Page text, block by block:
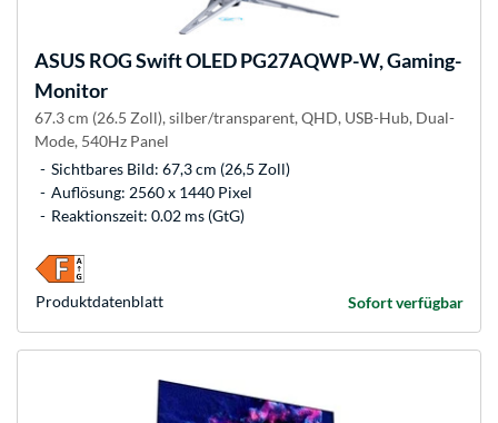
ASUS ROG Swift OLED PG27AQWP-W, Gaming-
Monitor
67.3 cm (26.5 Zoll), silber/transparent, QHD, USB-Hub, Dual-
Mode, 540Hz Panel
Sichtbares Bild: 67,3 cm (26,5 Zoll)
Auflösung: 2560 x 1440 Pixel
Reaktionszeit: 0.02 ms (GtG)
Sofort verfügbar
Produkt­datenblatt